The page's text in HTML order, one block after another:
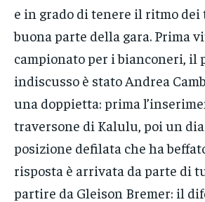
e in grado di tenere il ritmo dei
buona parte della gara. Prima
campionato per i bianconeri, il
indiscusso è stato Andrea
una doppietta: prima
traversone di Kalulu, poi un
posizione defilata che ha
risposta è arrivata da parte di
partire da Gleison Bremer: il